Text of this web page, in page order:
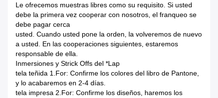
Le ofrecemos muestras libres como su requisito. Si usted
debe la primera vez cooperar con nosotros, el franqueo se
debe pagar cerca
usted. Cuando usted pone la orden, la volveremos de nuevo
a usted. En las cooperaciones siguientes, estaremos
responsable de ella.
Inmersiones y Strick Offs del *Lap
tela teñida 1.For: Confirme los colores del libro de Pantone,
y lo acabaremos en 2-4 días.
tela impresa 2.For: Confirme los diseños, haremos los